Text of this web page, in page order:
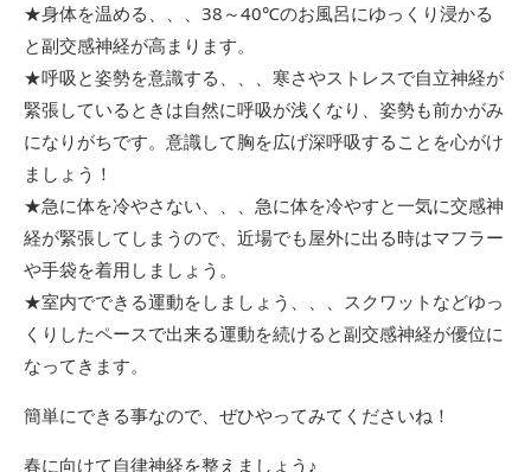
★身体を温める、、、38～40℃のお風呂にゆっくり浸かる
と副交感神経が高まります。
★呼吸と姿勢を意識する、、、寒さやストレスで自立神経が
緊張しているときは自然に呼吸が浅くなり、姿勢も前かがみ
になりがちです。意識して胸を広げ深呼吸することを心がけ
ましょう！
★急に体を冷やさない、、、急に体を冷やすと一気に交感神
経が緊張してしまうので、近場でも屋外に出る時はマフラー
や手袋を着用しましょう。
★室内でできる運動をしましょう、、、スクワットなどゆっ
くりしたペースで出来る運動を続けると副交感神経が優位に
なってきます。
簡単にできる事なので、ぜひやってみてくださいね！
春に向けて自律神経を整えましょう♪